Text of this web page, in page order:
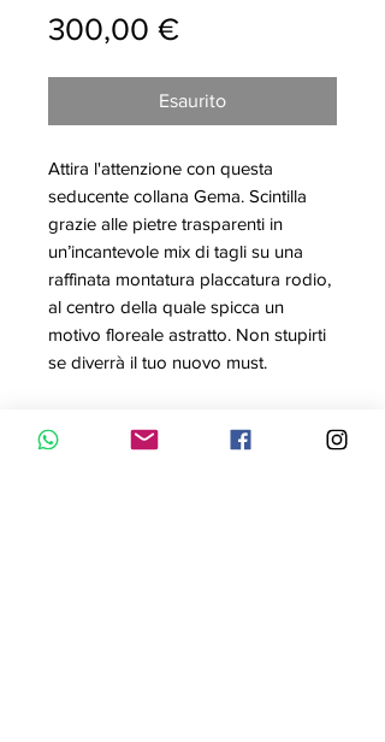
300,00 €Prezzo
Esaurito
Attira l'attenzione con questa
seducente collana Gema. Scintilla
grazie alle pietre trasparenti in
un’incantevole mix di tagli su una
raffinata montatura placcatura rodio,
al centro della quale spicca un
motivo floreale astratto. Non stupirti
se diverrà il tuo nuovo must.
Collezione: Gema